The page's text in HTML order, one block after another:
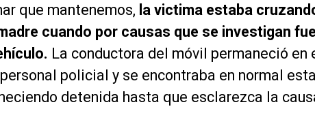
que mantenemos, la victima estaba
cuando por causas que se investigan fue
La conductora del móvil permaneció en
policial y se encontraba en normal
detenida hasta que esclarezca la